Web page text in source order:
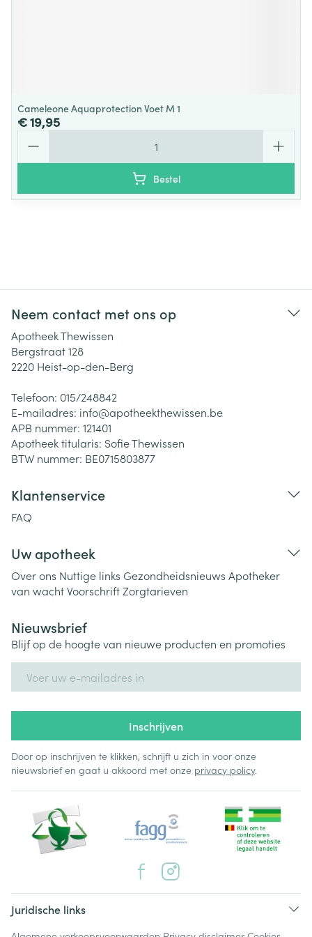
Cameleone Aquaprotection Voet M 1
€ 19,95
Bestel
Neem contact met ons op
Apotheek Thewissen
Bergstraat 128
2220 Heist-op-den-Berg
Telefoon: 015/248842
E-mailadres: info@apotheekthewissen.be
APB nummer: 121401
Apotheek titularis: Sofie Thewissen
BTW nummer: BE0715803877
Klantenservice
FAQ
Uw apotheek
Over ons Nuttige links Gezondheidsnieuws Apotheker
van wachtVoorschriftZorgtarieven
Nieuwsbrief
Blijf op de hoogte van nieuwe producten en promoties
Inschrijven
Door op inschrijven te klikken, schrijft u zich in voor onze
nieuwsbrief en gaat u akkoord met onze privacy policy.
Juridische links